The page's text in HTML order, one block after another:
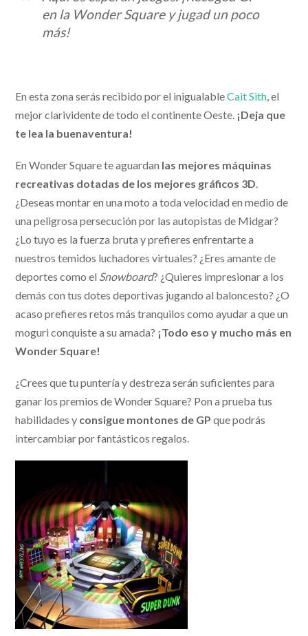
en la Wonder Square y jugad un poco
más!
En esta zona serás recibido por el inigualableCait Sith , el
mejor clarividente de todo el continente Oeste. ¡Deja que
te lea la buenaventura!
En Wonder Square te aguardan las mejores máquinas
recreativas dotadas de los mejores gráficos 3D.
¿Deseas montar en una moto a toda velocidad en medio de
una peligrosa persecución por las autopistas de Midgar?
¿Lo tuyo es la fuerza bruta y prefieres enfrentarte a
nuestros temidos luchadores virtuales? ¿Eres amante de
deportes como el Snowboard? ¿Quieres impresionar a los
demás con tus dotes deportivas jugando al baloncesto? ¿O
acaso prefieres retos más tranquilos como ayudar a que un
moguri conquiste a su amada? ¡Todo eso y mucho más en
Wonder Square!
¿Crees que tu puntería y destreza serán suficientes para
ganar los premios de Wonder Square? Pon a prueba tus
habilidades y consigue montones de GP que podrás
intercambiar por fantásticos regalos.